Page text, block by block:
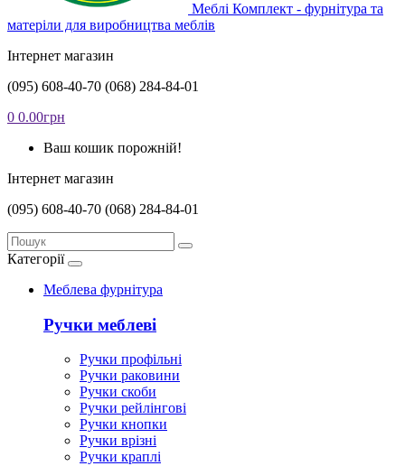
Меблі Комплект - фурнітура та
матеріли для виробництва меблів
Інтернет магазин
(095) 608-40-70 (068) 284-84-01
0 0.00грн
Ваш кошик порожній!
Інтернет магазин
(095) 608-40-70 (068) 284-84-01
Категорії
Меблева фурнітура
Ручки меблеві
Ручки профільні
Ручки раковини
Ручки скоби
Ручки рейлінгові
Ручки кнопки
Ручки врізні
Ручки краплі